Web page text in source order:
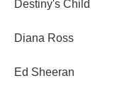
Destiny's Child
Diana Ross
Ed Sheeran